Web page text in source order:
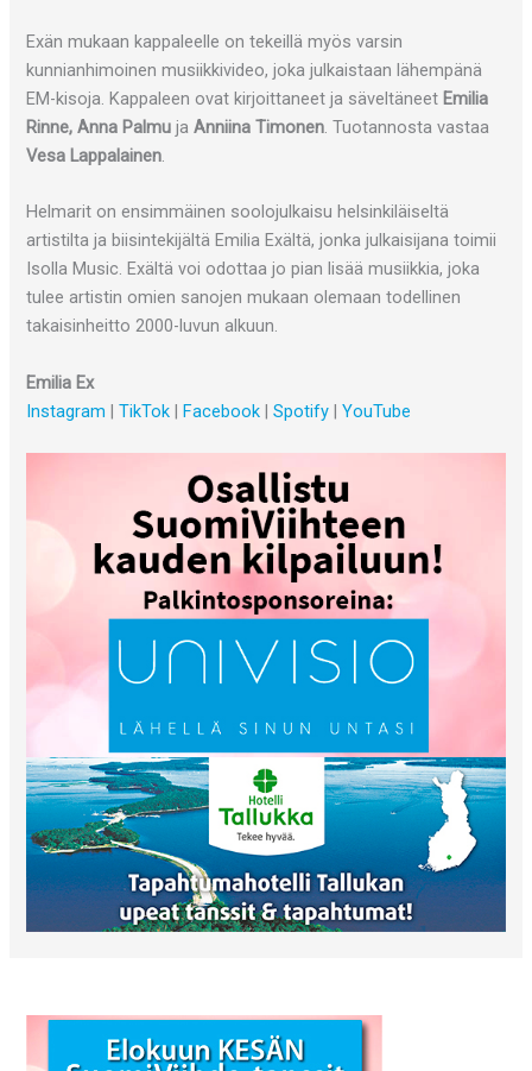
Exän mukaan kappaleelle on tekeillä myös varsin
kunnianhimoinen musiikkivideo, joka julkaistaan lähempänä
EM-kisoja. Kappaleen ovat kirjoittaneet ja säveltäneet Emilia
Rinne, Anna Palmu jaAnniina Timonen. Tuotannosta vastaa
Vesa Lappalainen.
Helmarit on ensimmäinen soolojulkaisu helsinkiläiseltä
artistilta ja biisintekijältä Emilia Exältä, jonka julkaisijana toimii
Isolla Music. Exältä voi odottaa jo pian lisää musiikkia, joka
tulee artistin omien sanojen mukaan olemaan todellinen
takaisinheitto 2000-luvun alkuun.
Emilia Ex
Instagram|TikTok|Facebook|Spotify|YouTube